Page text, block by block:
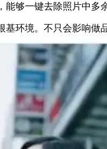
够一键去除照片中多
环境。不只会影响做品